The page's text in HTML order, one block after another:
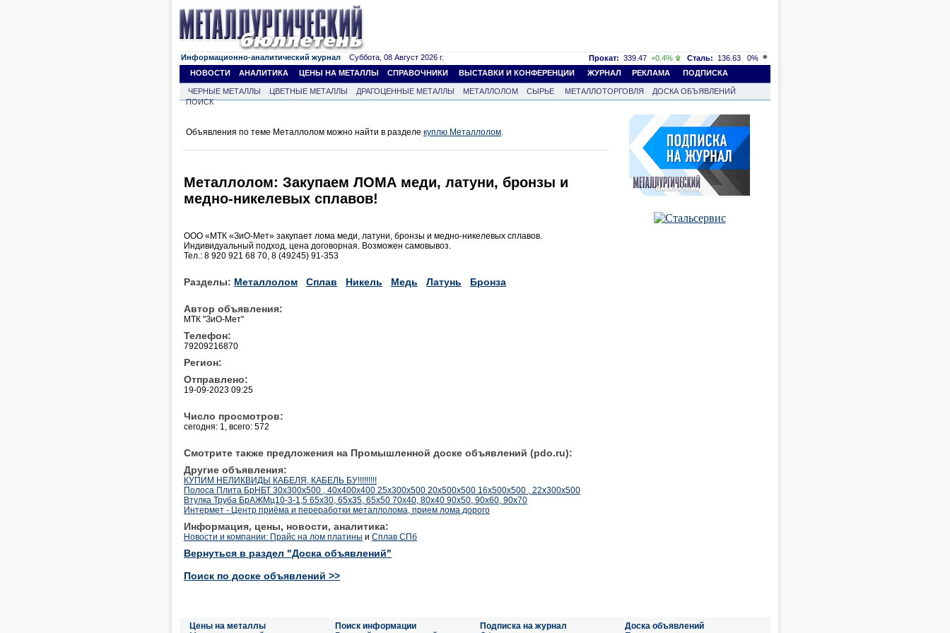
Информационно-аналитический журнал Суббота, 08 Август 2026 г. Прокат: 339.47 +0.4% Сталь: 136.63
0%
НОВОСТИ
АНАЛИТИКА ЦЕНЫ НА МЕТАЛЛЫ СПРАВОЧНИКИ ВЫСТАВКИ И КОНФЕРЕНЦИИ ЖУРНАЛ РЕКЛАМА ПОДПИСКА
ЧЕРНЫЕ МЕТАЛЛЫ ЦВЕТНЫЕ МЕТАЛЛЫ ДРАГОЦЕННЫЕ МЕТАЛЛЫ МЕТАЛЛОЛОМ СЫРЬЕ МЕТАЛЛОТОРГОВЛЯ
ДОСКА ОБЪЯВЛЕНИЙ
ПОИСК
Объявления по теме Металлолом можно найти в разделе куплю Металлолом.
Металлолом: Закупаем ЛОМА меди, латуни, бронзы и
медно-никелевых сплавов!
ООО «МТК «ЗиО-Мет» закупает лома меди, латуни, бронзы и медно-никелевых сплавов.
Индивидуальный подход, цена договорная. Возможен самовывоз.
Тел.: 8 920 921 68 70, 8 (49245) 91-353
Разделы: Металлолом Сплав Никель Медь Латунь Бронза
Автор объявления:
МТК "ЗиО-Мет"
Телефон:
79209216870
Регион:
Отправлено:
19-09-2023 09:25
Число просмотров:
сегодня: 1, всего: 572
Смотрите также предложения на Промышленной доске объявлений (pdo.ru):
Другие объявления:
КУПИМ НЕЛИКВИДЫ КАБЕЛЯ, КАБЕЛЬ БУ!!!!!!!!!
Полоса Плита БрНБТ 30х300х500 , 40х400х400 25х300х500 20х500х500 16х500х500 , 22х300х500
Втулка Труба БрАЖМц10-3-1,5 65х30, 65х35, 65х50 70х40, 80х40 90х50, 90х60, 90х70
Интермет - Центр приёма и переработки металлолома, прием лома дорого
Информация, цены, новости, аналитика:
Новости и компании: Прайс на лом платины и Сплав СПб
Вернуться в раздел "Доска объявлений"
Поиск по доске объявлений >>
Цены на металлы
Поиск информации
Подписка на журнал
Доска объявлений